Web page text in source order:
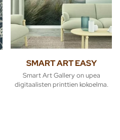
SMART ART EASY
Smart Art Gallery on upea
digitaalisten printtien kokoelma.